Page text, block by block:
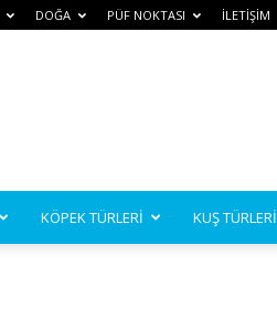
DOĞA PÜF NOKTASI İLETİŞİM
KÖPEK TÜRLERİ KUŞ TÜRLERİ